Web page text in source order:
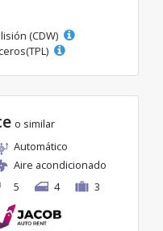
(CDW)
o similar
Automático
Aire acondicionado
5
4 3